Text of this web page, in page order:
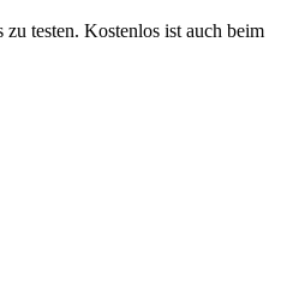
testen. Kostenlos ist auch beim